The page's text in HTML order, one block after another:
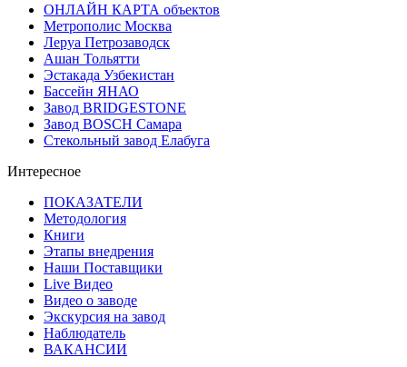
ОНЛАЙН КАРТА объектов
Метрополис Москва
Леруа Петрозаводск
Ашан Тольятти
Эстакада Узбекистан
Бассейн ЯНАО
Завод BRIDGESTONE
Завод BOSCH Самара
Стекольный завод Елабуга
Интересное
ПОКАЗАТЕЛИ
Методология
Книги
Этапы внедрения
Наши Поставщики
Live Видео
Видео о заводе
Экскурсия на завод
Наблюдатель
ВАКАНСИИ